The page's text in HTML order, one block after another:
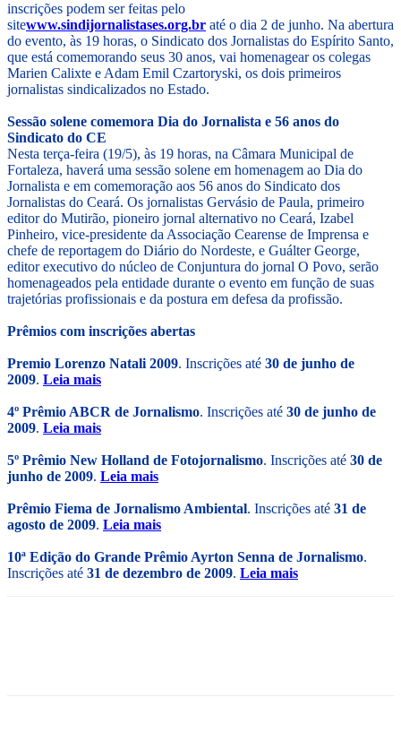
inscrições podem ser feitas pelo
sitewww.sindijornalistases.org.br até o dia 2 de junho. Na abertura
do evento, às 19 horas, o Sindicato dos Jornalistas do Espírito Santo,
que está comemorando seus 30 anos, vai homenagear os colegas
Marien Calixte e Adam Emil Czartoryski, os dois primeiros
jornalistas sindicalizados no Estado.
Sessão solene comemora Dia do Jornalista e 56 anos do
Sindicato do CE
Nesta terça-feira (19/5), às 19 horas, na Câmara Municipal de
Fortaleza, haverá uma sessão solene em homenagem ao Dia do
Jornalista e em comemoração aos 56 anos do Sindicato dos
Jornalistas do Ceará. Os jornalistas Gervásio de Paula, primeiro
editor do Mutirão, pioneiro jornal alternativo no Ceará, Izabel
Pinheiro, vice-presidente da Associação Cearense de Imprensa e
chefe de reportagem do Diário do Nordeste, e Guálter George,
editor executivo do núcleo de Conjuntura do jornal O Povo, serão
homenageados pela entidade durante o evento em função de suas
trajetórias profissionais e da postura em defesa da profissão.
Prêmios com inscrições abertas
Premio Lorenzo Natali 2009. Inscrições até 30 de junho de
2009. Leia mais
4º Prêmio ABCR de Jornalismo. Inscrições até 30 de junho de
2009. Leia mais
5º Prêmio New Holland de Fotojornalismo. Inscrições até 30 de
junho de 2009. Leia mais
Prêmio Fiema de Jornalismo Ambiental. Inscrições até 31 de
agosto de 2009. Leia mais
10ª Edição do Grande Prêmio Ayrton Senna de Jornalismo.
Inscrições até 31 de dezembro de 2009. Leia mais